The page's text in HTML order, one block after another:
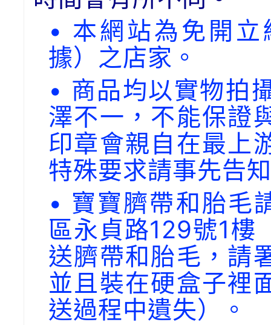
• 本網站為免開
據）之店家。
• 商品均以實物拍
澤不一，不能保證
印章會親自在最上
特殊要求請事先告
• 寶寶臍帶和胎毛
區永貞路129號1樓
送臍帶和胎毛，請
並且裝在硬盒子裡
送過程中遺失）。